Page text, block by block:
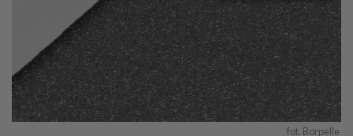
fot. Borpelle